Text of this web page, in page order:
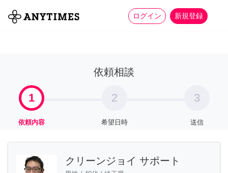
ログイン 新規登録
全て 家事 more_horiz
依頼相談
1
依頼内容
2
希望日時
3
送信
クリーンジョイ サポート